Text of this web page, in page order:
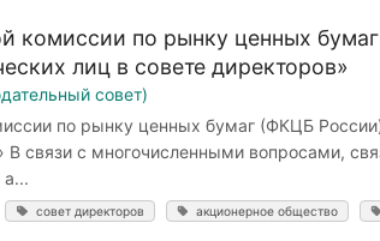
комиссии по рынку ценных
лиц в совете директоров»
совет)
по рынку ценных бумаг (ФКЦБ
В связи с многочисленными вопросами,
совет директоров акционерное общество